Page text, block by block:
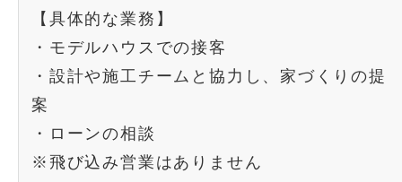
【具体的な業務】
・モデルハウスでの接客
・設計や施工チームと協力し、家づくりの提
案
・ローンの相談
※飛び込み営業はありません